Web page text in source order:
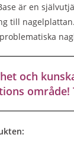
är en
till
och
område!